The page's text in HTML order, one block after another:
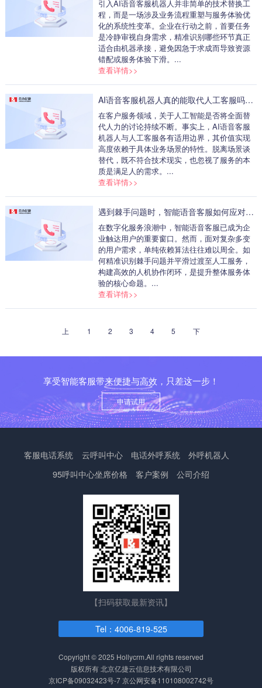
引入AI语音客服机器人并非简单的技术替换工
程，而是一场涉及业务流程重塑与服务体验优
化的系统性变革。企业在行动之前，首要任务
是冷静审视自身需求，精准识别哪些环节真正
适合由机器承接，避免因急于求成而导致资源
错配或服务体验下滑。...
查看详情>>
AI语音客服机器人真的能取代人工客服吗？答案取决于业务场景
在客户服务领域，关于人工智能是否将全面替
代人力的讨论持续不断。事实上，AI语音客服
机器人与人工客服各有适用边界，其价值实现
高度依赖于具体业务场景的特性。脱离场景谈
替代，既不符合技术现实，也忽视了服务的本
质是满足人的需求。...
查看详情>>
遇到棘手问题时，智能语音客服如何应对？无缝转接人工，实现人机协作闭环
在数字化服务浪潮中，智能语音客服已成为企
业触达用户的重要窗口。然而，面对复杂多变
的用户需求，单纯依赖算法往往难以周全。如
何精准识别棘手问题并平滑过渡至人工服务，
构建高效的人机协作闭环，是提升整体服务体
验的核心命题。...
查看详情>>
上
1 2 3 4 5
下
享受智能客服带来便捷与高效，只差这一步！
申请试用
客服电话系统 云呼叫中心 电话外呼系统
外呼机器人
95呼叫中心坐席价格 客户案例 公司介绍
【扫码获取最新资讯】
Tel：4006-819-525
Copyright © 2025 Hollycrm.All rights reserved
版权所有 北京亿捷云信息技术有限公司
京ICP备09032423号-7京公网安备110108002742号